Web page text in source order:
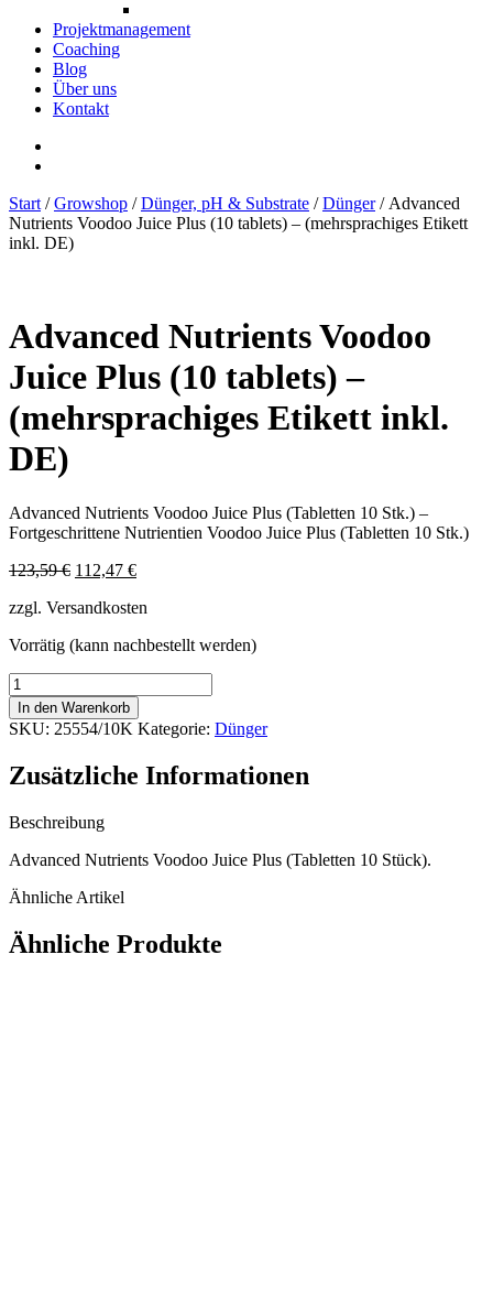
Projektmanagement
Coaching
Blog
Über uns
Kontakt
Start /Growshop /Dünger, pH & Substrate /Dünger/ Advanced
Nutrients Voodoo Juice Plus (10 tablets) – (mehrsprachiges Etikett
inkl. DE)
Advanced Nutrients Voodoo
Juice Plus (10 tablets) –
(mehrsprachiges Etikett inkl.
DE)
Advanced Nutrients Voodoo Juice Plus (Tabletten 10 Stk.) –
Fortgeschrittene Nutrientien Voodoo Juice Plus (Tabletten 10 Stk.)
123,59€ Ursprünglicher
war:
112,47 €Aktueller
ist:
zzgl. Versandkosten
Vorrätig (kann nachbestellt werden)
Advanced
Nutrients
Voodoo
Juice
(10
-
Etikett
DE)
In den Warenkorb
SKU: 25554/10K Kategorie: Dünger
Zusätzliche Informationen
Beschreibung
Advanced Nutrients Voodoo Juice Plus (Tabletten 10 Stück).
Ähnliche Artikel
Ähnliche Produkte